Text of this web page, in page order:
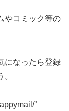
やコミック等の
になったら登録
”